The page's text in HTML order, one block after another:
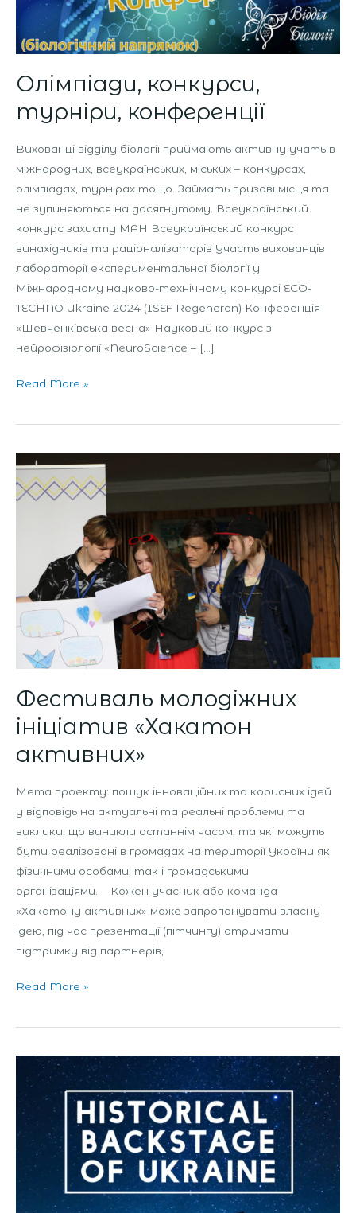
Олімпіади, конкурси,
турніри, конференції
Вихованці відділу біології приймають активну учать в
міжнародних, всеукраїнських, міських – конкурсах,
олімпіадах, турнірах тощо. Займать призові місця та
не зупиняються на досягнутому. Всеукраїнський
конкурс захисту МАН Всеукраїнський конкурс
винахідників та раціоналізаторів Участь вихованців
лабораторії експериментальної біології у
Міжнародному науково-технічному конкурсі ECO-
TECHNO Ukraine 2024 (ISEF Regeneron) Конференція
«Шевченківська весна» Науковий конкурс з
нейрофізіології «NeuroScience – […]
Read More »
Фестиваль молодіжних
ініціатив «Хакатон
активних»
Мета проекту: пошук інноваційних та корисних ідей
у ​​відповідь на актуальні та реальні проблеми та
виклики, що виникли останнім часом, та які можуть
бути реалізовані в громадах на території України як
фізичними особами, так і громадськими
організаціями. Кожен учасник або команда
«Хакатону активних» може запропонувати власну
ідею, під час презентації (пітчингу) отримати
підтримку від партнерів,
Фестиваль
молодіжних
ініціатив
Read More »
Фестивалі
аматорського
кіно
та
відео